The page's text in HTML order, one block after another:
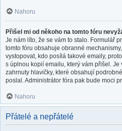
Nahoru
Přišel mi od někoho na tomto fóru
Je nám líto, že se vám to stalo. Formulář
tomto fóru obsahuje obranné
vystopovat, kdo posílá takové emaily,
s úplnou kopií emailu, který vám přišel.
zahrnuty hlavičky, které obsahují
poslal. Administrátor fóra pak bude moci
Nahoru
Přátelé a nepřátelé